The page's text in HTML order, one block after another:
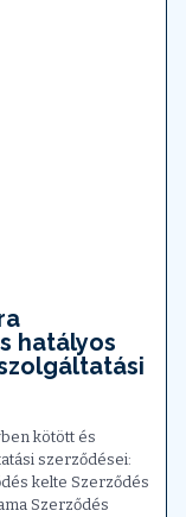
hatályos
kötött és
szerződései:
kelte Szerződés
Szerződés